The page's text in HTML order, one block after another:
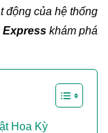
động của hệ thống
Express khám phá
Hoa Kỳ